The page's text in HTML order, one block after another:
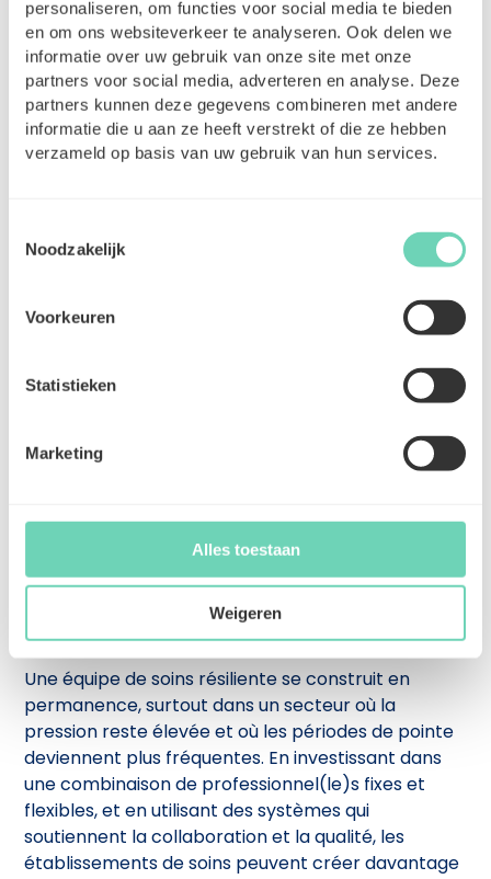
personaliseren, om functies voor social media te bieden
en om ons websiteverkeer te analyseren. Ook delen we
informatie over uw gebruik van onze site met onze
partners voor social media, adverteren en analyse. Deze
partners kunnen deze gegevens combineren met andere
informatie die u aan ze heeft verstrekt of die ze hebben
verzameld op basis van uw gebruik van hun services.
Noodzakelijk
Voorkeuren
Statistieken
Marketing
Alles toestaan
Weigeren
Ainsi, la plateforme évolue continuellement en
qualité et en transparence.
Comment cela fonctionne-t-il pour les
établissements de soins ?
ClickCare propose un environnement centralisé où
Les soignant(e)s peuvent répondre aux
La publication d’une mission est gratuite ; les
tarif horaire par mission.
Cela garantit transparence, maîtrise du
Les établissements choisissent eux-mêmes
visages connus.
Chaque mission est automatiquement liée à
un contrat d’entreprise entre l’établissement
de soins et le/la professionnel(le)
indépendant(e).
Une équipe de soins résiliente se construit en
permanence, surtout dans un secteur où la
pression reste élevée et où les périodes de pointe
deviennent plus fréquentes. En investissant dans
une combinaison de professionnel(le)s fixes et
flexibles, et en utilisant des systèmes qui
soutiennent la collaboration et la qualité, les
établissements de soins peuvent créer davantage